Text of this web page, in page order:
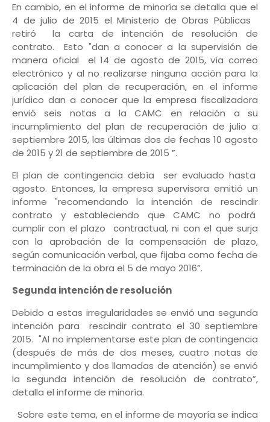
En cambio, en el informe de minoría se detalla que el
4 de julio de 2015 el Ministerio de Obras Públicas
retiró la carta de intención de resolución de
contrato. Esto "dan a conocer a la supervisión de
manera oficial el 14 de agosto de 2015, vía correo
electrónico y al no realizarse ninguna acción para la
aplicación del plan de recuperación, en el informe
jurídico dan a conocer que la empresa fiscalizadora
envió seis notas a la CAMC en relación a su
incumplimiento del plan de recuperación de julio a
septiembre 2015, las últimas dos de fechas 10 agosto
de 2015 y 21 de septiembre de 2015 ”.
El plan de contingencia debía ser evaluado hasta
agosto. Entonces, la empresa supervisora emitió un
informe "recomendando la intención de rescindir
contrato y estableciendo que CAMC no podrá
cumplir con el plazo contractual, ni con el que surja
con la aprobación de la compensación de plazo,
según comunicación verbal, que fijaba como fecha de
terminación de la obra el 5 de mayo 2016”.
Segunda intención de resolución
Debido a estas irregularidades se envió una segunda
intención para rescindir contrato el 30 septiembre
2015. "Al no implementarse este plan de contingencia
(después de más de dos meses, cuatro notas de
incumplimiento y dos llamadas de atención) se envió
la segunda intención de resolución de contrato”,
detalla el informe de minoría.
Sobre este tema, en el informe de mayoría se indica